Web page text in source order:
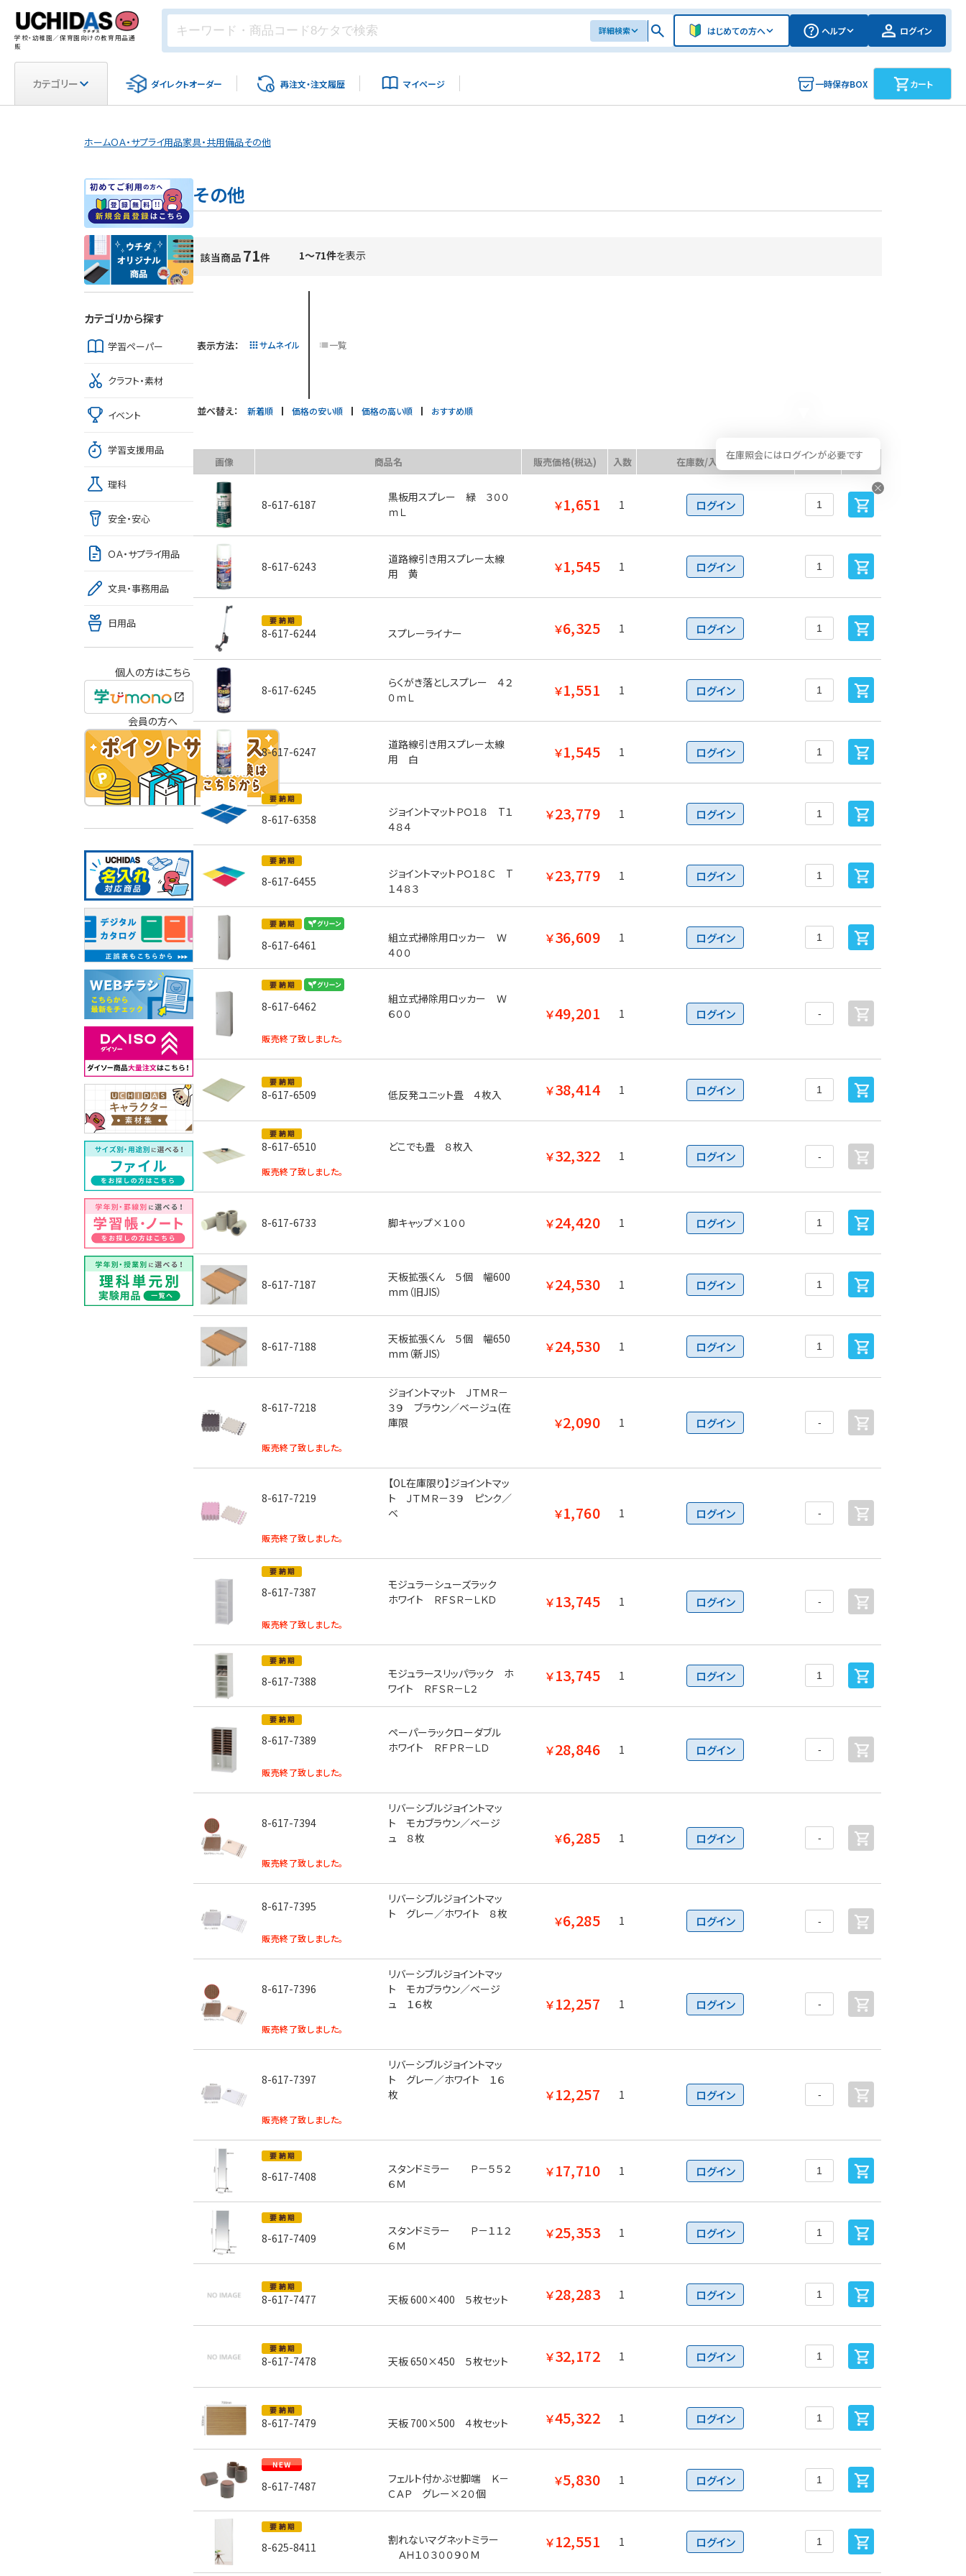
学校・幼稚園／保育園向けの教育用品通
販
詳細検索 はじめての方へ ヘルプ ログイン
カテゴリー ダイレクトオーダー 再注文・注文履歴 マイページ 一時保存BOX カート
ホームＯＡ・サプライ用品家具・共用備品その他
その他
該当商品 71件 1～71件を表示
表示方法： サムネイル 一覧
並べ替え： 新着順 価格の安い順 価格の高い順 おすすめ順
画像 商品名 販売価格(税込) 入数 在庫数/入荷予定日
在庫照会にはログインが必要です
数量 カート
8-617-6187
黒板用スプレー 緑 ３００
ｍＬ
￥1,651 1 ログイン
8-617-6243
道路線引き用スプレー太線
用 黄
￥1,545 1 ログイン
8-617-6244 スプレーライナー ￥6,325 1 ログイン
8-617-6245
らくがき落としスプレー ４２
０ｍＬ
￥1,551 1 ログイン
8-617-6247
道路線引き用スプレー太線
用 白
￥1,545 1 ログイン
8-617-6358
ジョイントマットＰＯ１８ T１
４８４
￥23,779 1 ログイン
8-617-6455
ジョイントマットＰＯ１８Ｃ T
１４８３
￥23,779 1 ログイン
8-617-6461
組立式掃除用ロッカー Ｗ
４００
￥36,609 1 ログイン
8-617-6462
組立式掃除用ロッカー Ｗ
６００
販売終了致しました。
￥49,201 1 ログイン
8-617-6509 低反発ユニット畳 ４枚入 ￥38,414 1 ログイン
8-617-6510 どこでも畳 ８枚入
販売終了致しました。
￥32,322 1 ログイン
8-617-6733 脚キャップ×１００ ￥24,420 1 ログイン
8-617-7187
天板拡張くん ５個 幅600
mm（旧JIS）
￥24,530 1 ログイン
8-617-7188
天板拡張くん ５個 幅650
mm（新JIS）
￥24,530 1 ログイン
8-617-7218
ジョイントマット ＪＴＭＲ－
３９ ブラウン／ベージュ(在
庫限
販売終了致しました。
￥2,090 1 ログイン
8-617-7219
【OL在庫限り】ジョイントマッ
ト ＪＴＭＲ－３９ ピンク／
ベ
販売終了致しました。
￥1,760 1 ログイン
8-617-7387
モジュラーシューズラック
ホワイト ＲＦＳＲ－ＬＫＤ
販売終了致しました。
￥13,745 1 ログイン
8-617-7388
モジュラースリッパラック ホ
ワイト ＲＦＳＲ－Ｌ２
￥13,745 1 ログイン
8-617-7389
ペーパーラックローダブル
ホワイト ＲＦＰＲ－ＬＤ
販売終了致しました。
￥28,846 1 ログイン
8-617-7394
リバーシブルジョイントマッ
ト モカブラウン／ベージ
ュ ８枚
販売終了致しました。
￥6,285 1 ログイン
8-617-7395
リバーシブルジョイントマッ
ト グレー／ホワイト ８枚
販売終了致しました。
￥6,285 1 ログイン
8-617-7396
リバーシブルジョイントマッ
ト モカブラウン／ベージ
ュ １６枚
販売終了致しました。
￥12,257 1 ログイン
8-617-7397
リバーシブルジョイントマッ
ト グレー／ホワイト １６
枚
販売終了致しました。
￥12,257 1 ログイン
8-617-7408
スタンドミラー Ｐ－５５２
６Ｍ
￥17,710 1 ログイン
8-617-7409
スタンドミラー Ｐ－１１２
６Ｍ
￥25,353 1 ログイン
8-617-7477 天板 600×400 ５枚セット ￥28,283 1 ログイン
8-617-7478 天板 650×450 ５枚セット ￥32,172 1 ログイン
8-617-7479 天板 700×500 ４枚セット ￥45,322 1 ログイン
8-617-7487
フェルト付かぶせ脚端 Ｋ－
ＣＡＰ グレー×２０個
￥5,830 1 ログイン
8-625-8411
割れないマグネットミラー
ＡＨ１０３００９０Ｍ
￥12,551 1 ログイン
カテゴリから探す
学習ペーパー
クラフト・素材
イベント
学習支援用品
理科
安全・安心
ＯＡ・サプライ用品
文具・事務用品
日用品
個人の方はこちら
会員の方へ